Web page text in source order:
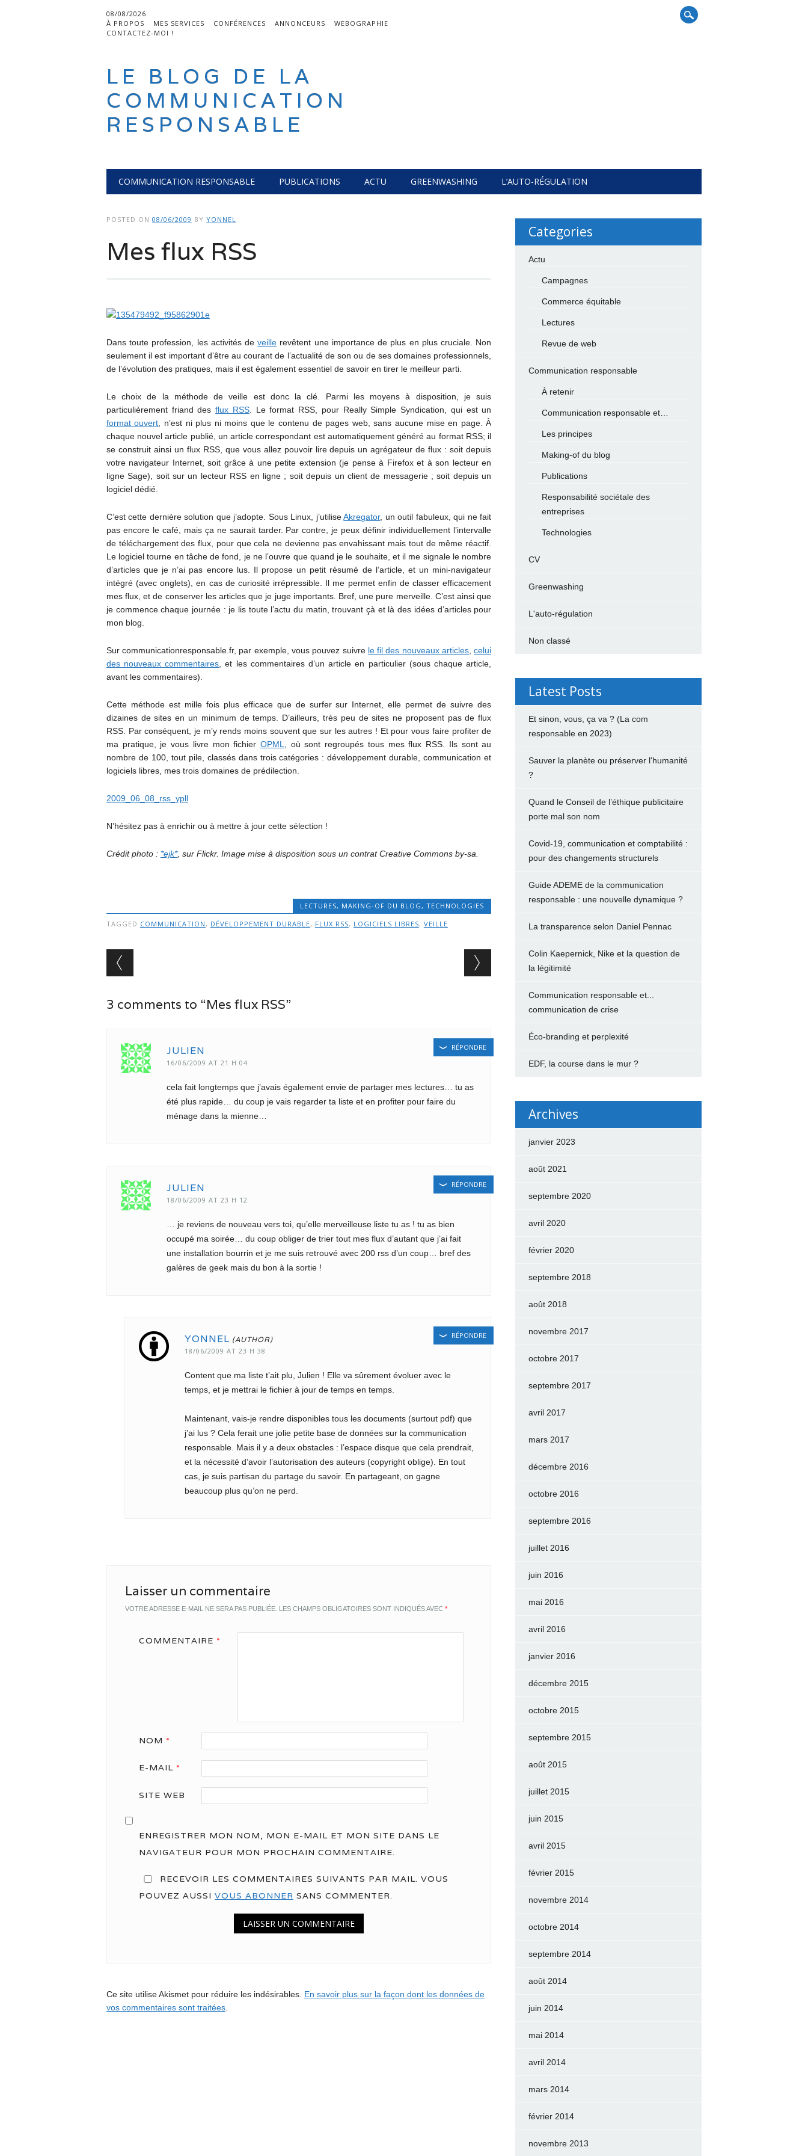
08/08/2026
À PROPOS
MES SERVICES CONFÉRENCES ANNONCEURS
WEBOGRAPHIE
CONTACTEZ-MOI !
LE BLOG DE LA
COMMUNICATION
RESPONSABLE
Main menu
COMMUNICATION RESPONSABLE PUBLICATIONS ACTU GREENWASHING L’AUTO-RÉGULATION
POSTED ON 08/06/2009 BY YONNEL
Mes flux RSS
Dans toute profession, les activités deveille revêtent une importance de plus en plus cruciale. Non
seulement il est important d’être au courant de l’actualité de son ou de ses domaines professionnels,
de l’évolution des pratiques, mais il est également essentiel de savoir en tirer le meilleur parti.
Le choix de la méthode de veille est donc la clé. Parmi les moyens à disposition, je suis
particulièrement friand desflux RSS. Le format RSS, pour Really Simple Syndication, qui est un
format ouvert , n’est ni plus ni moins que le contenu de pages web, sans aucune mise en page. À
chaque nouvel article publié, un article correspondant est automatiquement généré au format RSS; il
se construit ainsi un flux RSS, que vous allez pouvoir lire depuis un agrégateur de flux : soit depuis
votre navigateur Internet, soit grâce à une petite extension (je pense à Firefox et à son lecteur en
ligne Sage), soit sur un lecteur RSS en ligne ; soit depuis un client de messagerie ; soit depuis un
logiciel dédié.
C’est cette dernière solution que j’adopte. Sous Linux, j’utiliseAkregator, un outil fabuleux, qui ne fait
pas encore le café, mais ça ne saurait tarder. Par contre, je peux définir individuellement l’intervalle
de téléchargement des flux, pour que cela ne devienne pas envahissant mais tout de même réactif.
Le logiciel tourne en tâche de fond, je ne l’ouvre que quand je le souhaite, et il me signale le nombre
d’articles que je n’ai pas encore lus. Il propose un petit résumé de l’article, et un mini-navigateur
intégré (avec onglets), en cas de curiosité irrépressible. Il me permet enfin de classer efficacement
mes flux, et de conserver les articles que je juge importants. Bref, une pure merveille. C’est ainsi que
je commence chaque journée : je lis toute l’actu du matin, trouvant çà et là des idées d’articles pour
mon blog.
Sur communicationresponsable.fr, par exemple, vous pouvez suivre le fil des nouveaux articles,celui
des nouveaux commentaires , et les commentaires d’un article en particulier (sous chaque article,
avant les commentaires).
Cette méthode est mille fois plus efficace que de surfer sur Internet, elle permet de suivre des
dizaines de sites en un minimum de temps. D’ailleurs, très peu de sites ne proposent pas de flux
RSS. Par conséquent, je m’y rends moins souvent que sur les autres ! Et pour vous faire profiter de
ma pratique, je vous livre mon fichier OPML
, où sont regroupés tous mes flux RSS. Ils sont au
nombre de 100, tout pile, classés dans trois catégories : développement durable, communication et
logiciels libres, mes trois domaines de prédilection.
2009_06_08_rss_ypll
N’hésitez pas à enrichir ou à mettre à jour cette sélection !
Crédit photo : *ejk*, sur Flickr. Image mise à disposition sous un contrat Creative Commons by-sa.
LECTURES, MAKING-OF DU BLOG,TECHNOLOGIES
TAGGED COMMUNICATION , DÉVELOPPEMENT DURABLE, FLUX RSS, LOGICIELS LIBRES, VEILLE
Post navigation
3 comments to “Mes flux RSS”
JULIEN
16/06/2009 AT 21 H 04
cela fait longtemps que j’avais également envie de partager mes lectures… tu as
été plus rapide… du coup je vais regarder ta liste et en profiter pour faire du
ménage dans la mienne…
RÉPONDRE
JULIEN
18/06/2009 AT 23 H 12
… je reviens de nouveau vers toi, qu’elle merveilleuse liste tu as ! tu as bien
occupé ma soirée… du coup obliger de trier tout mes flux d’autant que j’ai fait
une installation bourrin et je me suis retrouvé avec 200 rss d’un coup… bref des
galères de geek mais du bon à la sortie !
RÉPONDRE
YONNEL
18/06/2009 AT 23 H 38
Content que ma liste t’ait plu, Julien ! Elle va sûrement évoluer avec le
temps, et je mettrai le fichier à jour de temps en temps.
Maintenant, vais-je rendre disponibles tous les documents (surtout pdf) que
j’ai lus ? Cela ferait une jolie petite base de données sur la communication
responsable. Mais il y a deux obstacles : l’espace disque que cela prendrait,
et la nécessité d’avoir l’autorisation des auteurs (copyright oblige). En tout
cas, je suis partisan du partage du savoir. En partageant, on gagne
beaucoup plus qu’on ne perd.
RÉPONDRE
Laisser un commentaire
VOTRE ADRESSE E-MAIL NE SERA PAS PUBLIÉE. LES CHAMPS OBLIGATOIRES SONT INDIQUÉS AVEC *
COMMENTAIRE *
NOM *
E-MAIL *
SITE WEB
ENREGISTRER MON NOM, MON E-MAIL ET MON SITE DANS LE
NAVIGATEUR POUR MON PROCHAIN COMMENTAIRE.
RECEVOIR LES COMMENTAIRES SUIVANTS PAR MAIL. VOUS
POUVEZ AUSSI VOUS ABONNER SANS COMMENTER.
Ce site utilise Akismet pour réduire les indésirables. En savoir plus sur la façon dont les données de
vos commentaires sont traitées.
Categories
Actu
Campagnes
Commerce équitable
Lectures
Revue de web
Communication responsable
À retenir
Communication responsable et…
Les principes
Making-of du blog
Publications
Responsabilité sociétale des
entreprises
Technologies
CV
Greenwashing
L'auto-régulation
Non classé
Latest Posts
Et sinon, vous, ça va ? (La com
responsable en 2023)
Sauver la planète ou préserver l'humanité
?
Quand le Conseil de l’éthique publicitaire
porte mal son nom
Covid-19, communication et comptabilité :
pour des changements structurels
Guide ADEME de la communication
responsable : une nouvelle dynamique ?
La transparence selon Daniel Pennac
Colin Kaepernick, Nike et la question de
la légitimité
Communication responsable et...
communication de crise
Éco-branding et perplexité
EDF, la course dans le mur ?
Archives
janvier 2023
août 2021
septembre 2020
avril 2020
février 2020
septembre 2018
août 2018
novembre 2017
octobre 2017
septembre 2017
avril 2017
mars 2017
décembre 2016
octobre 2016
septembre 2016
juillet 2016
juin 2016
mai 2016
avril 2016
janvier 2016
décembre 2015
octobre 2015
septembre 2015
août 2015
juillet 2015
juin 2015
avril 2015
février 2015
novembre 2014
octobre 2014
septembre 2014
août 2014
juin 2014
mai 2014
avril 2014
mars 2014
février 2014
novembre 2013